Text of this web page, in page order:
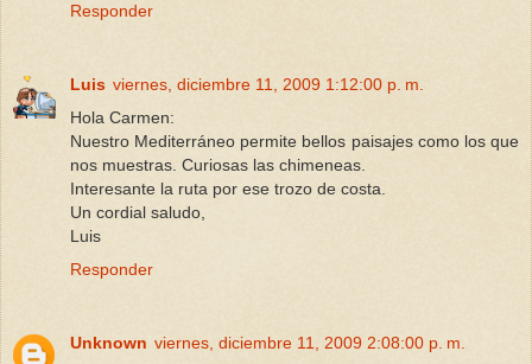
Responder
Luis viernes, diciembre 11, 2009 1:12:00 p. m.
Hola Carmen:
Nuestro Mediterráneo permite bellos paisajes como los que
nos muestras. Curiosas las chimeneas.
Interesante la ruta por ese trozo de costa.
Un cordial saludo,
Luis
Responder
Unknown viernes, diciembre 11, 2009 2:08:00 p. m.